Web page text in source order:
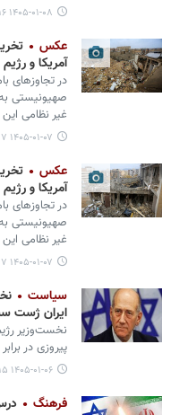
۱۴۰۵-۰۱-۰۸ ۰۸:۱۶
عکس
آمریکا و
در تجاوزهای
صهیونیستی
غیر نظامی
۱۴۰۵-۰۱-۰۷ ۰۰:۳۷
عکس
آمریکا و
در تجاوزهای
صهیونیستی
غیر نظامی
۱۴۰۵-۰۱-۰۷ ۰۰:۳۷
سیاست
ایران ژست
نخست‌وزیر
پیروزی در
۱۴۰۵-۰۱-۰۶ ۲۰:۱۵
فرهنگ